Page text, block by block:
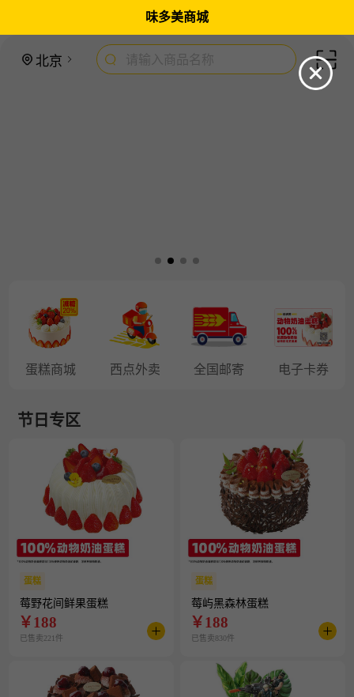
味多美商城
北京 请输入商品名称
蛋糕商城 西点外卖 全国邮寄 电子卡券
节日专区
蛋糕
莓野花间鲜果蛋糕
￥188
已售卖221件
蛋糕
莓屿黑森林蛋糕
￥188
已售卖830件